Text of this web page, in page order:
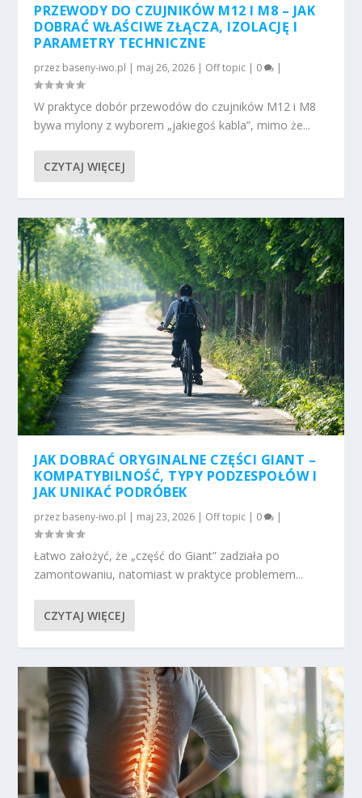
PRZEWODY DO CZUJNIKÓW M12 I M8 – JAK
DOBRAĆ WŁAŚCIWE ZŁĄCZA, IZOLACJĘ I
PARAMETRY TECHNICZNE
przez baseny-iwo.pl | maj 26, 2026 | Off topic | 0 |
W praktyce dobór przewodów do czujników M12 i M8
bywa mylony z wyborem „jakiegoś kabla”, mimo że...
CZYTAJ WIĘCEJ
JAK DOBRAĆ ORYGINALNE CZĘŚCI GIANT –
KOMPATYBILNOŚĆ, TYPY PODZESPOŁÓW I
JAK UNIKAĆ PODRÓBEK
przez baseny-iwo.pl | maj 23, 2026 | Off topic | 0 |
Łatwo założyć, że „część do Giant” zadziała po
zamontowaniu, natomiast w praktyce problemem...
CZYTAJ WIĘCEJ